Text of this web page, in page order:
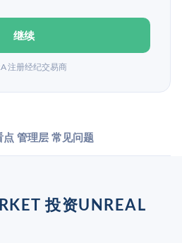
继续
注册经纪交易商
点 管理层 常见问题
投资UNREAL